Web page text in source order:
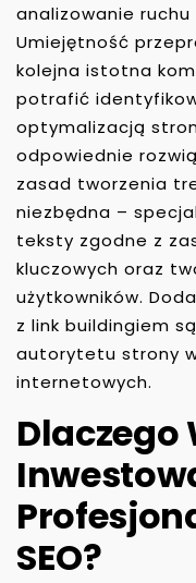
analizowanie
Umiejętność
kolejna istotna
potrafić
optymalizacją
odpowiednie
zasad tworzenia
niezbędna –
teksty zgodne z
kluczowych oraz
użytkowników.
z link buildingiem
autorytetu strony
internetowych.
Dlaczego
SEO?